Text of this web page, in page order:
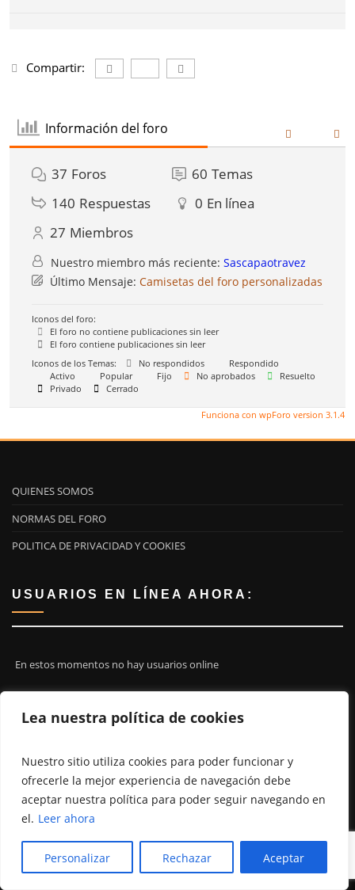
Lea nuestra política de cookies
Nuestro sitio utiliza cookies para poder funcionar y
ofrecerle la mejor experiencia de navegación debe
aceptar nuestra política para poder seguir navegando en
el. Leer ahora
Personalizar Rechazar Aceptar
Compartir:
Información del foro
37 Foros 60 Temas
140 Respuestas 0 En línea
27 Miembros
Nuestro miembro más reciente:Sascapaotravez
Último Mensaje:Camisetas del foro personalizadas
Iconos del foro:
El foro no contiene publicaciones sin leer
El foro contiene publicaciones sin leer
Iconos de los Temas:
No respondidos
Respondido
Activo
Popular Fijo No aprobados
Resuelto
Privado
Cerrado
Funciona con wpForo version 3.1.4
QUIENES SOMOS
NORMAS DEL FORO
POLITICA DE PRIVACIDAD Y COOKIES
USUARIOS EN LÍNEA AHORA:
En estos momentos no hay usuarios online
¡ÚNETE A NOSOTROS!
Copyright ©2026 | SURFCASTINGVALENCIA.ES